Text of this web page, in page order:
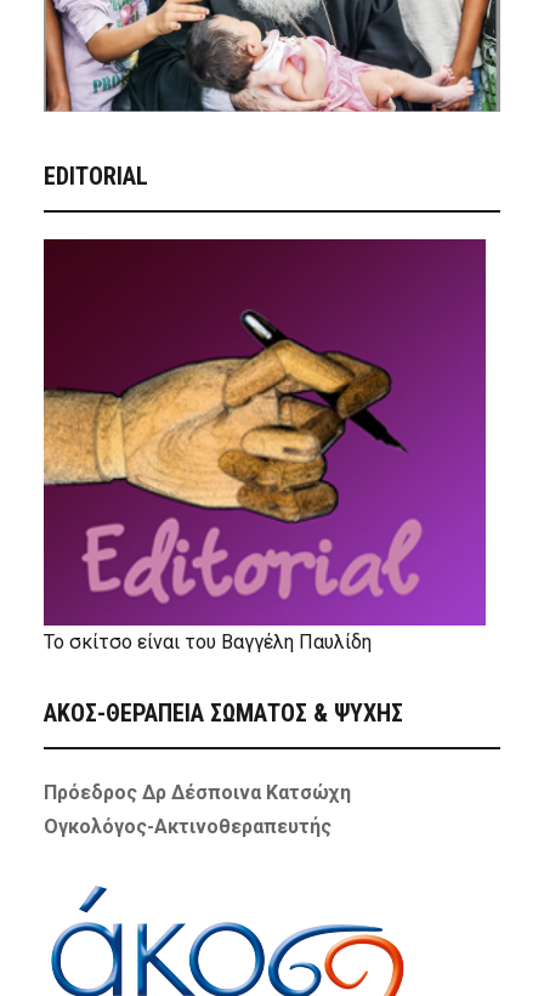
EDITORIAL
Το σκίτσο είναι του Βαγγέλη Παυλίδη
ΑΚΟΣ-ΘΕΡΑΠΕΙΑ ΣΩΜΑΤΟΣ & ΨΥΧΗΣ
Πρόεδρος Δρ Δέσποινα Κατσώχη
Ογκολόγος-Ακτινοθεραπευτής